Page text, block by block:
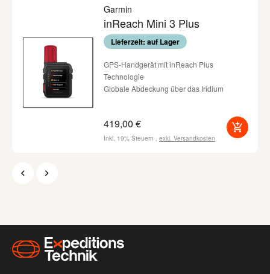
Garmin
inReach Mini 3 Plus
Lieferzeit: auf Lager
GPS-Handgerät mit inReach Plus
Technologie
Globale Abdeckung über das Iridium
(Garmin Response - Abo erforderlich)
Robustes Design und hochauflösendes
419,00 €
Inkl. 19% Steuern , exkl. Versandkosten